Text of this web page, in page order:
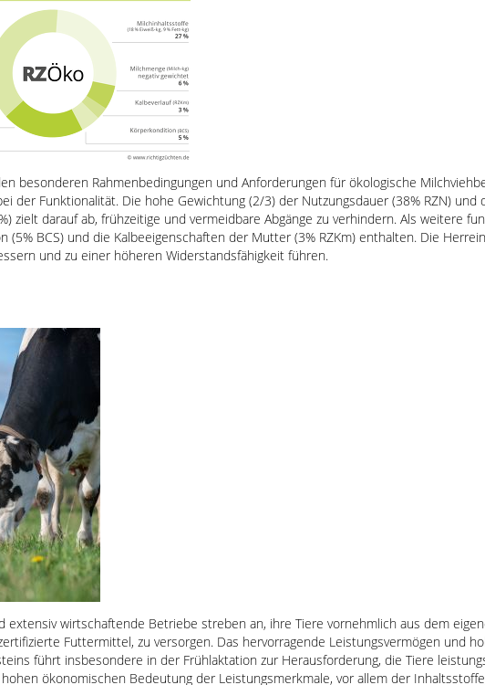
besonderen Rahmenbedingungen und Anforderungen für ökologische
der Funktionalität. Die hohe Gewichtung (2/3) der Nutzungsdauer (38% RZN)
zielt darauf ab, frühzeitige und vermeidbare Abgänge zu verhindern. Als weitere
(5% BCS) und die Kalbeeigenschaften der Mutter (3% RZKm) enthalten. Die
und zu einer höheren Widerstandsfähigkeit führen.
extensiv wirtschaftende Betriebe streben an, ihre Tiere vornehmlich aus dem
Futtermittel, zu versorgen. Das hervorragende Leistungsvermögen und
führt insbesondere in der Frühlaktation zur Herausforderung, die Tiere
ökonomischen Bedeutung der Leistungsmerkmale, vor allem der